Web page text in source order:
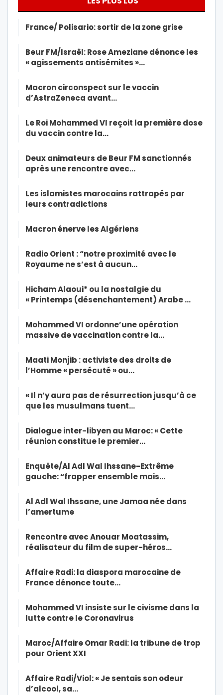
France/ Polisario: sortir de la zone grise
Beur FM/Israël: Rose Ameziane dénonce les
« agissements antisémites »…
Macron circonspect sur le vaccin
d’AstraZeneca avant…
Le Roi Mohammed VI reçoit la première dose
du vaccin contre la…
Deux animateurs de Beur FM sanctionnés
après une rencontre avec…
Les islamistes marocains rattrapés par
leurs contradictions
Macron énerve les Algériens
Radio Orient : “notre proximité avec le
Royaume ne s’est à aucun…
Hicham Alaoui* ou la nostalgie du
« Printemps (désenchantement) Arabe …
Mohammed VI ordonne’une opération
massive de vaccination contre la…
Maati Monjib : activiste des droits de
l’Homme « persécuté » ou…
« Il n’y aura pas de résurrection jusqu’à ce
que les musulmans tuent…
Dialogue inter-libyen au Maroc: « Cette
réunion constitue le premier…
Enquête/Al Adl Wal Ihssane-Extrême
gauche: “frapper ensemble mais…
Al Adl Wal Ihssane, une Jamaa née dans
l’amertume
Rencontre avec Anouar Moatassim,
réalisateur du film de super-héros…
Affaire Radi: la diaspora marocaine de
France dénonce toute…
Mohammed VI insiste sur le civisme dans la
lutte contre le Coronavirus
Maroc/Affaire Omar Radi: la tribune de trop
pour Orient XXI
Affaire Radi/Viol: « Je sentais son odeur
d’alcool, sa…